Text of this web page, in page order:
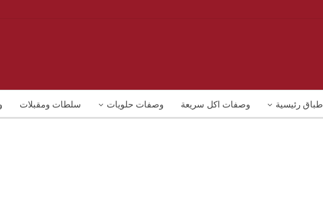
أطباق رئيسية وصفات اكل سريعة وصفات حلويات سلطات ومقبلات